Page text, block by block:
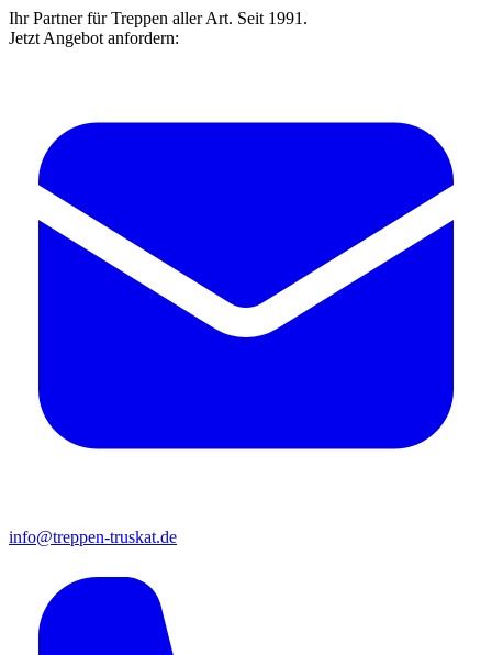
Ihr Partner für Treppen aller Art. Seit 1991.
Jetzt Angebot anfordern:
info@treppen-truskat.de